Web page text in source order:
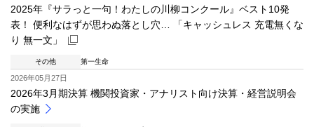
2025年『サラっと一句！わたしの川柳コンクール』ベスト10発
表！ 便利なはずが思わぬ落とし穴… 「キャッシュレス 充電無くな
り 無一文」
その他 第一生命
新規ウィンドウを開きます
2026年05月27日
2026年3月期決算 機関投資家・アナリスト向け決算・経営説明会
の実施